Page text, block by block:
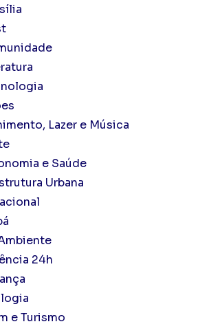
Lazer e Música
e Saúde
Urbana
24h
e Turismo